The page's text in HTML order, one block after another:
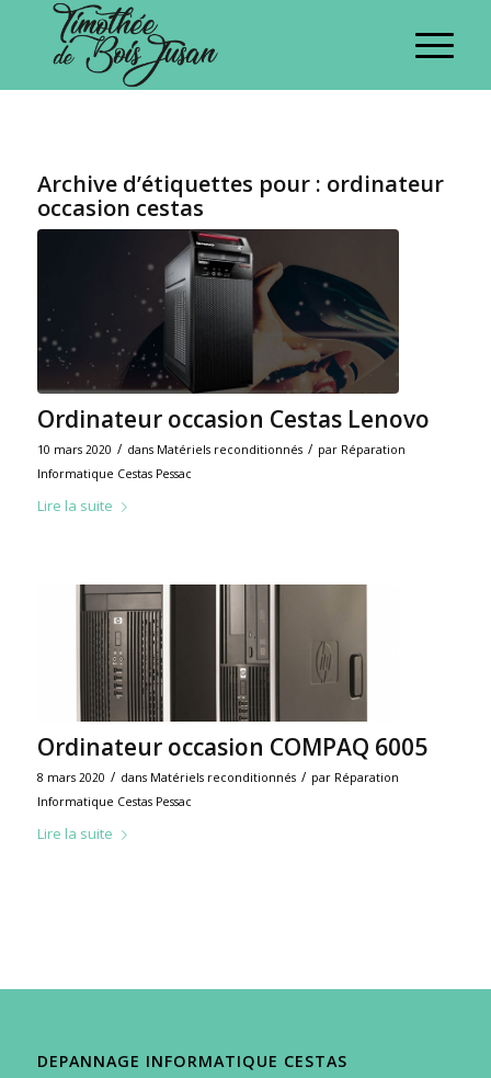
Archive d’étiquettes pour : ordinateur
occasion cestas
Ordinateur occasion Cestas Lenovo
10 mars 2020 / dans Matériels reconditionnés / par Réparation
Informatique Cestas Pessac
Lire la suite
Ordinateur occasion COMPAQ 6005
8 mars 2020 / dans Matériels reconditionnés / par Réparation
Informatique Cestas Pessac
Lire la suite
DEPANNAGE INFORMATIQUE CESTAS